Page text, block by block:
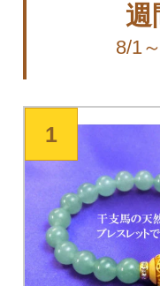
週
8/1
1